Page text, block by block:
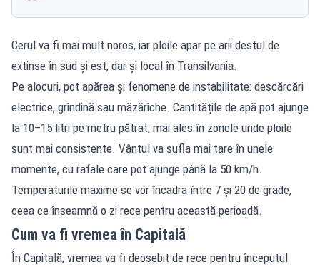
Cerul va fi mai mult noros, iar ploile apar pe arii destul de
extinse în sud și est, dar și local în Transilvania.
Pe alocuri, pot apărea și fenomene de instabilitate: descărcări
electrice, grindină sau măzăriche. Cantitățile de apă pot ajunge
la 10–15 litri pe metru pătrat, mai ales în zonele unde ploile
sunt mai consistente. Vântul va sufla mai tare în unele
momente, cu rafale care pot ajunge până la 50 km/h.
Temperaturile maxime se vor încadra între 7 și 20 de grade,
ceea ce înseamnă o zi rece pentru această perioadă.
Cum va fi vremea în Capitală
În Capitală, vremea va fi deosebit de rece pentru începutul